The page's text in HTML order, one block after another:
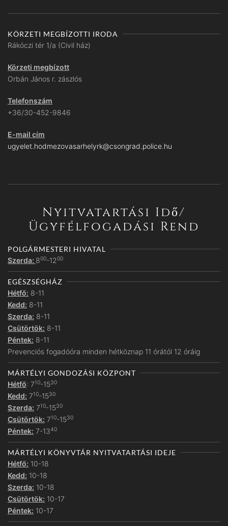
KÖRZETI MEGBÍZOTTI IRODA
Rákóczi tér 1/a (Civil ház)
Körzeti megbízott
Orbán János r. zászlós
Telefonszám
+36/30-452-9846
E-mail cím
ugyelet.hodmezovasarhelyrk@csongrad.police.hu
Nyitvatartási Idő/
Ügyfélfogadási Rend
POLGÁRMESTERI HIVATAL
Szerda: 800-1200
EGÉSZSÉGHÁZ
Hétfő: 8-11
Kedd: 8-11
Szerda: 8-11
Csütörtök: 8-11
Péntek: 8-11
Prevenciós fogadóóra minden hétköznap 11 órától 12 óráig
MÁRTÉLYI GONDOZÁSI KÖZPONT
Hétfő: 710-1530
Kedd: 710-1530
Szerda: 710-1530
Csütörtök: 710-1530
Péntek: 7-1340
MÁRTÉLYI KÖNYVTÁR NYITVATARTÁSI IDEJE
Hétfő: 10-18
Kedd: 10-18
Szerda: 10-18
Csütörtök: 10-17
Péntek: 10-17